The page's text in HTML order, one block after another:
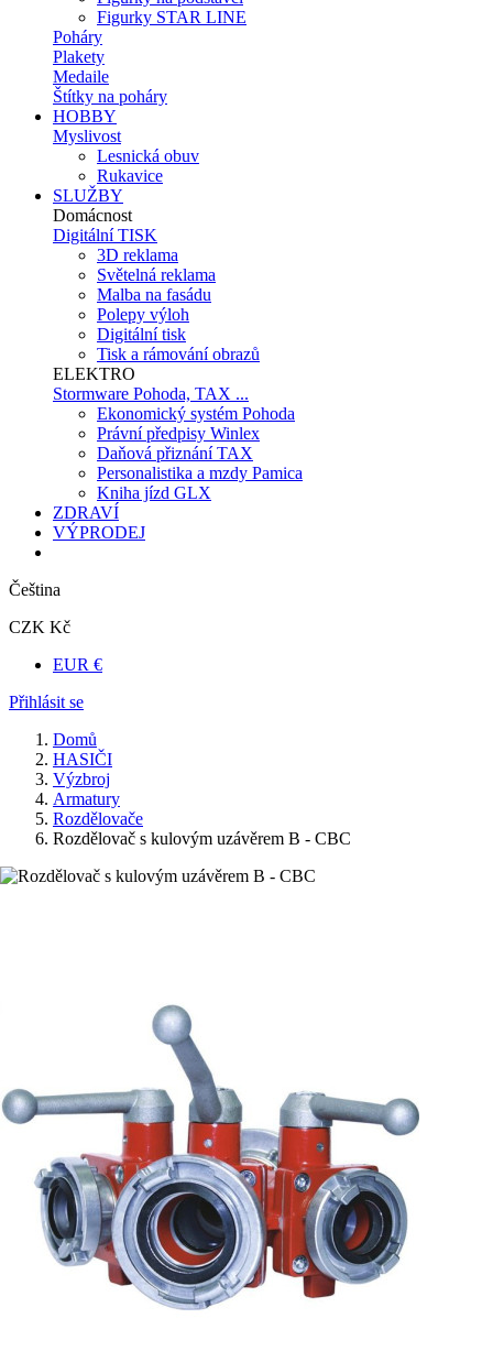
Figurky STAR LINE
Poháry
Plakety
Medaile
Štítky na poháry
HOBBY
Myslivost
Lesnická obuv
Rukavice
SLUŽBY
Domácnost
Digitální TISK
3D reklama
Světelná reklama
Malba na fasádu
Polepy výloh
Digitální tisk
Tisk a rámování obrazů
ELEKTRO
Stormware Pohoda, TAX ...
Ekonomický systém Pohoda
Právní předpisy Winlex
Daňová přiznání TAX
Personalistika a mzdy Pamica
Kniha jízd GLX
ZDRAVÍ
VÝPRODEJ
Čeština
CZK Kč
EUR €
Přihlásit se
Domů
HASIČI
Výzbroj
Armatury
Rozdělovače
Rozdělovač s kulovým uzávěrem B - CBC